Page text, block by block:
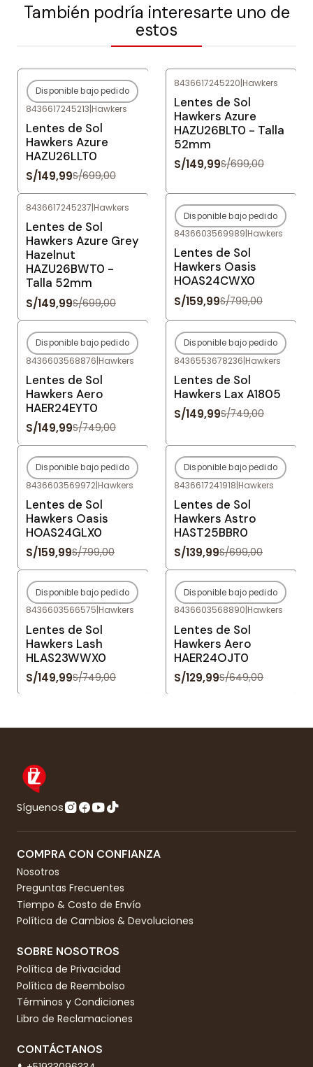
También podría interesarte uno de
estos
-79%OFF
Agotado
Disponible bajo pedido
8436617245213|Hawkers
Lentes de Sol
Hawkers Azure
HAZU26LLT0
S/149,99S/699,00
8436617245220|Hawkers
Lentes de Sol
Hawkers Azure
HAZU26BLT0 - Talla
52mm
S/149,99S/699,00
8436617245237|Hawkers
Lentes de Sol
Hawkers Azure Grey
Hazelnut
HAZU26BWT0 -
Talla 52mm
S/149,99S/699,00
-80%OFF
Agotado
Disponible bajo pedido
8436603569989|Hawkers
Lentes de Sol
Hawkers Oasis
HOAS24CWX0
S/159,99S/799,00
-80%OFF
Agotado
Disponible bajo pedido
8436603568876|Hawkers
Lentes de Sol
Hawkers Aero
HAER24EYT0
S/149,99S/749,00
-80%OFF
Agotado
Disponible bajo pedido
8436553678236|Hawkers
Lentes de Sol
Hawkers Lax A1805
S/149,99S/749,00
-80%OFF
Agotado
Disponible bajo pedido
8436603569972|Hawkers
Lentes de Sol
Hawkers Oasis
HOAS24GLX0
S/159,99S/799,00
-80%OFF
Agotado
Disponible bajo pedido
8436617241918|Hawkers
Lentes de Sol
Hawkers Astro
HAST25BBR0
S/139,99S/699,00
-80%OFF
Agotado
Disponible bajo pedido
8436603566575|Hawkers
Lentes de Sol
Hawkers Lash
HLAS23WWX0
S/149,99S/749,00
-80%OFF
Agotado
Disponible bajo pedido
8436603568890|Hawkers
Lentes de Sol
Hawkers Aero
HAER24OJT0
S/129,99S/649,00
Síguenos
COMPRA CON CONFIANZA
Nosotros
Preguntas Frecuentes
Tiempo & Costo de Envío
Política de Cambios & Devoluciones
SOBRE NOSOTROS
Política de Privacidad
Política de Reembolso
Términos y Condiciones
Libro de Reclamaciones
CONTÁCTANOS